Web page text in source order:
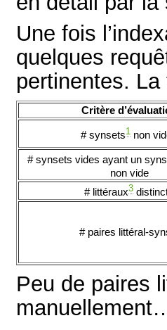
Une fois
quelques
pertinentes.
Critère
# synsets1 non
# synsets vides ayant un
non vide
# littéraux3
# paires littéral-
Peu de paires